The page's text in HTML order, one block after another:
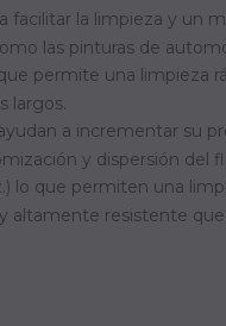
la limpieza y un
las pinturas de
permite una limpieza
largos.
a incrementar su
y dispersión del
lo que permiten una
resistente